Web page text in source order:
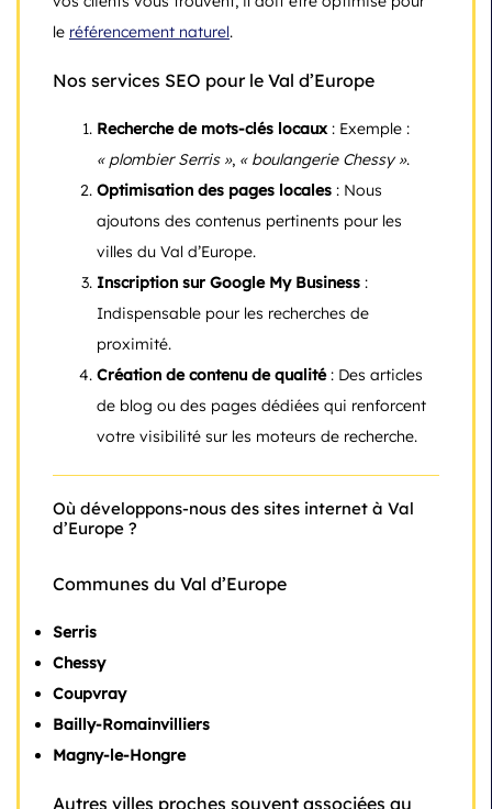
le référencement naturel.
Nos services SEO pour le Val d’Europe
Recherche de mots-clés locaux: Exemple :
« plombier Serris », « boulangerie Chessy ».
Optimisation des pages locales : Nous
ajoutons des contenus pertinents pour les
villes du Val d’Europe.
Inscription sur Google My Business :
Indispensable pour les recherches de
proximité.
Création de contenu de qualité: Des articles
de blog ou des pages dédiées qui renforcent
votre visibilité sur les moteurs de recherche.
Où développons-nous des sites internet à Val
d’Europe ?
Communes du Val d’Europe
Serris
Chessy
Coupvray
Bailly-Romainvilliers
Magny-le-Hongre
Autres villes proches souvent associées au